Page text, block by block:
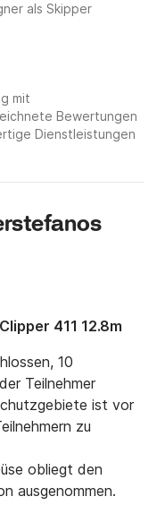
als Skipper
mit
Bewertungen
Dienstleistungen
411 12.8m
10
Teilnehmer
ist vor
zu
obliegt den
ausgenommen.